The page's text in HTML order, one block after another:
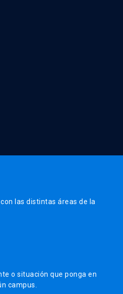
las distintas áreas de la
o situación que ponga en
campus.